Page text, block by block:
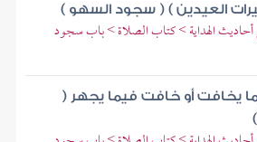
العيدين ) ( سجود السهو )
أحاديث الهداية > كتاب الصلاة > باب سجود
يخافت أو خافت فيما يجهر (